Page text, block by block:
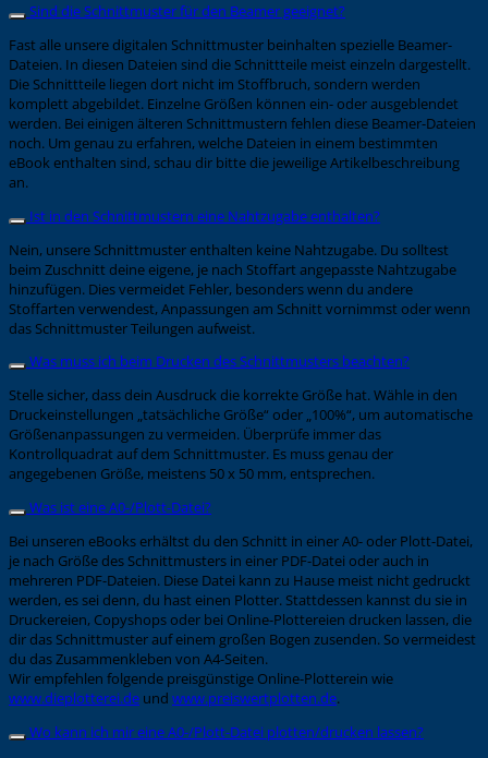
Sind die Schnittmuster für den Beamer geeignet?
Fast alle unsere digitalen Schnittmuster beinhalten spezielle Beamer-
Dateien. In diesen Dateien sind die Schnittteile meist einzeln dargestellt.
Die Schnittteile liegen dort nicht im Stoffbruch, sondern werden
komplett abgebildet. Einzelne Größen können ein- oder ausgeblendet
werden. Bei einigen älteren Schnittmustern fehlen diese Beamer-Dateien
noch. Um genau zu erfahren, welche Dateien in einem bestimmten
eBook enthalten sind, schau dir bitte die jeweilige Artikelbeschreibung
an.
Ist in den Schnittmustern eine Nahtzugabe enthalten?
Nein, unsere Schnittmuster enthalten keine Nahtzugabe. Du solltest
beim Zuschnitt deine eigene, je nach Stoffart angepasste Nahtzugabe
hinzufügen. Dies vermeidet Fehler, besonders wenn du andere
Stoffarten verwendest, Anpassungen am Schnitt vornimmst oder wenn
das Schnittmuster Teilungen aufweist.
Was muss ich beim Drucken des Schnittmusters beachten?
Stelle sicher, dass dein Ausdruck die korrekte Größe hat. Wähle in den
Druckeinstellungen „tatsächliche Größe“ oder „100%“, um automatische
Größenanpassungen zu vermeiden. Überprüfe immer das
Kontrollquadrat auf dem Schnittmuster. Es muss genau der
angegebenen Größe, meistens 50 x 50 mm, entsprechen.
Was ist eine A0-/Plott-Datei?
Bei unseren eBooks erhältst du den Schnitt in einer A0- oder Plott-Datei,
je nach Größe des Schnittmusters in einer PDF-Datei oder auch in
mehreren PDF-Dateien. Diese Datei kann zu Hause meist nicht gedruckt
werden, es sei denn, du hast einen Plotter. Stattdessen kannst du sie in
Druckereien, Copyshops oder bei Online-Plottereien drucken lassen, die
dir das Schnittmuster auf einem großen Bogen zusenden. So vermeidest
du das Zusammenkleben von A4-Seiten.
Wir empfehlen folgende preisgünstige Online-Plotterein wie
www.dieplotterei.de und www.preiswertplotten.de.
Wo kann ich mir eine A0-/Plott-Datei plotten/drucken lassen?